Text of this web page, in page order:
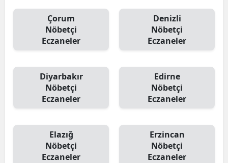
Çorum
Nöbetçi
Eczaneler
Denizli
Nöbetçi
Eczaneler
Diyarbakır
Nöbetçi
Eczaneler
Edirne
Nöbetçi
Eczaneler
Elazığ
Nöbetçi
Eczaneler
Erzincan
Nöbetçi
Eczaneler